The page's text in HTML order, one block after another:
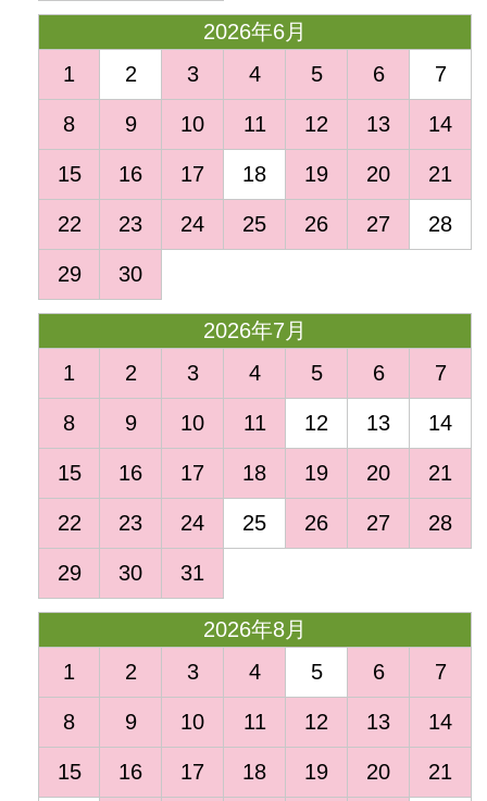
2026年6月
1
2 3 4 5 6 7
8 9 10 11 12 13 14
15 16 17 18 19 20 21
22 23 24 25 26 27 28
29 30
2026年7月
1
2 3 4 5 6 7
8 9 10 11 12 13 14
15 16 17 18 19 20 21
22 23 24 25 26 27 28
29 30 31
2026年8月
1
2 3 4 5 6 7
8 9 10 11 12 13 14
15 16 17 18 19 20 21